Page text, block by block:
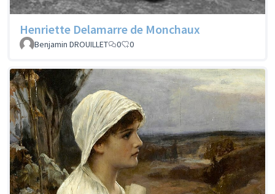
Henriette Delamarre de Monchaux
Benjamin DROUILLET 0 0